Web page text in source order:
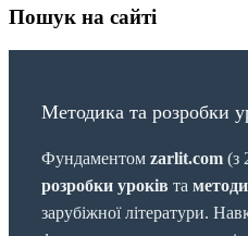
Пошук на сайті
Методика та розробки
Фундаментом zarlit.com (з
розробки уроків та
зарубіжної літератури.